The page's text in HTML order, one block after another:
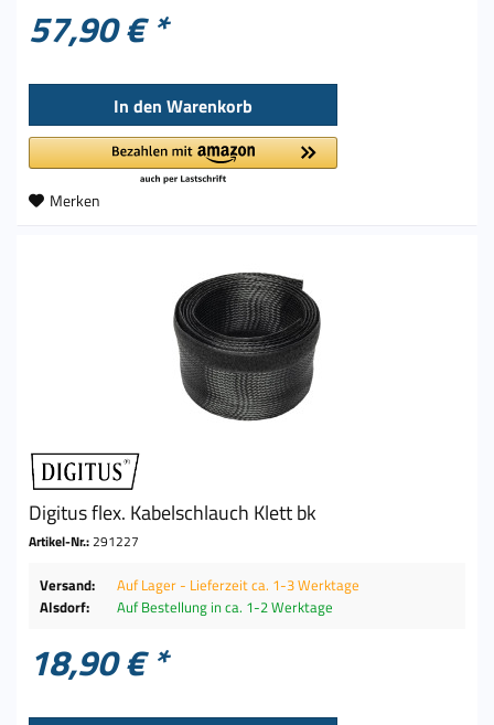
57,90 € *
In den Warenkorb
Merken
Digitus flex. Kabelschlauch Klett bk
Artikel-Nr.:291227
Versand:
Auf Lager - Lieferzeit ca. 1-3 Werktage
Alsdorf:
Auf Bestellung in ca. 1-2 Werktage
18,90 € *